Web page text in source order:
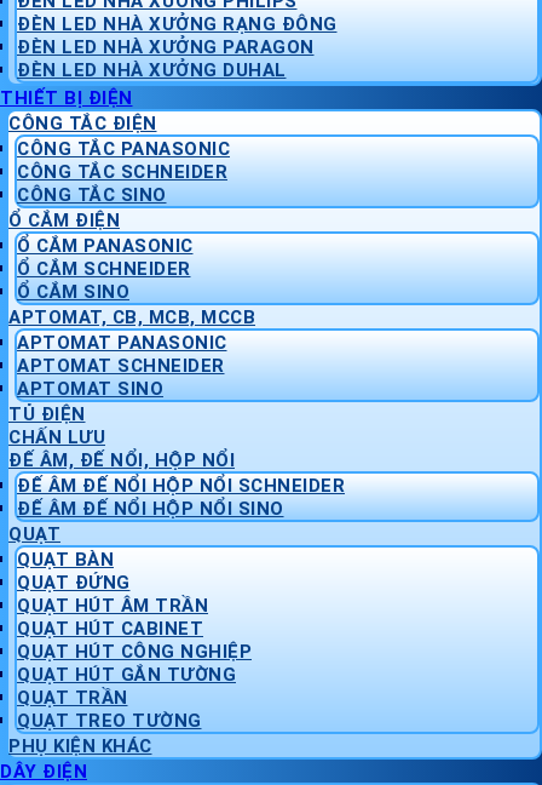
ĐÈN LED NHÀ XƯỞNG RẠNG ĐÔNG
ĐÈN LED NHÀ XƯỞNG PARAGON
ĐÈN LED NHÀ XƯỞNG DUHAL
THIẾT BỊ ĐIỆN
CÔNG TẮC ĐIỆN
CÔNG TẮC PANASONIC
CÔNG TẮC SCHNEIDER
CÔNG TẮC SINO
Ổ CẮM ĐIỆN
Ổ CẮM PANASONIC
Ổ CẮM SCHNEIDER
Ổ CẮM SINO
APTOMAT, CB, MCB, MCCB
APTOMAT PANASONIC
APTOMAT SCHNEIDER
APTOMAT SINO
TỦ ĐIỆN
CHẤN LƯU
ĐẾ ÂM, ĐẾ NỔI, HỘP NỔI
ĐẾ ÂM ĐẾ NỔI HỘP NỔI SCHNEIDER
ĐẾ ÂM ĐẾ NỔI HỘP NỔI SINO
QUẠT
QUẠT BÀN
QUẠT ĐỨNG
QUẠT HÚT ÂM TRẦN
QUẠT HÚT CABINET
QUẠT HÚT CÔNG NGHIỆP
QUẠT HÚT GẮN TƯỜNG
QUẠT TRẦN
QUẠT TREO TƯỜNG
PHỤ KIỆN KHÁC
DÂY ĐIỆN